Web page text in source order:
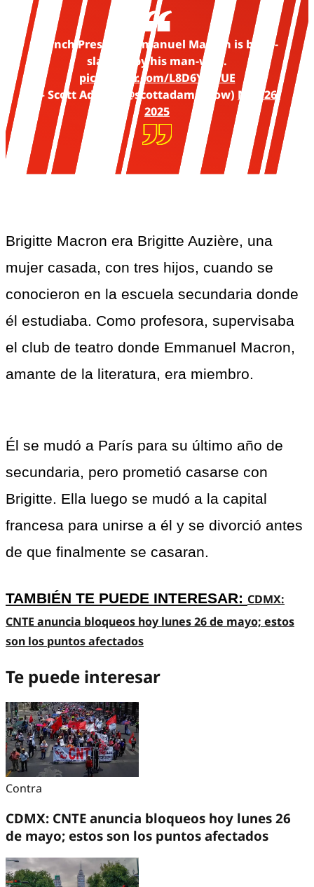
French President Emanuel Macron is bitch-
slapped by his man-wife.
pic.twitter.com/L8D6YLlhUE
— Scott Adams (@scottadamsshow) May 26,
2025
Brigitte Macron era Brigitte Auzière, una
mujer casada, con tres hijos, cuando se
conocieron en la escuela secundaria donde
él estudiaba. Como profesora, supervisaba
el club de teatro donde Emmanuel Macron,
amante de la literatura, era miembro.
Él se mudó a París para su último año de
secundaria, pero prometió casarse con
Brigitte. Ella luego se mudó a la capital
francesa para unirse a él y se divorció antes
de que finalmente se casaran.
TAMBIÉN TE PUEDE INTERESAR: CDMX:
CNTE anuncia bloqueos hoy lunes 26 de mayo; estos
son los puntos afectados
Te puede interesar
Contra
CDMX: CNTE anuncia bloqueos hoy lunes 26
de mayo; estos son los puntos afectados